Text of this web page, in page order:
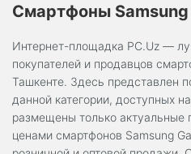
Смартфоны Samsung
Интернет-площадка PC.Uz —
покупателей и продавцов
Ташкенте. Здесь представлен
данной категории, доступных
размещены только
ценами смартфонов Samsung